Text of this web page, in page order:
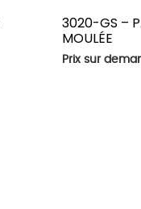
3020-GS –
MOULÉE
Prix sur